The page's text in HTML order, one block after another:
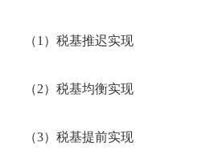
（1）税基推迟实现
（2）税基均衡实现
（3）税基提前实现